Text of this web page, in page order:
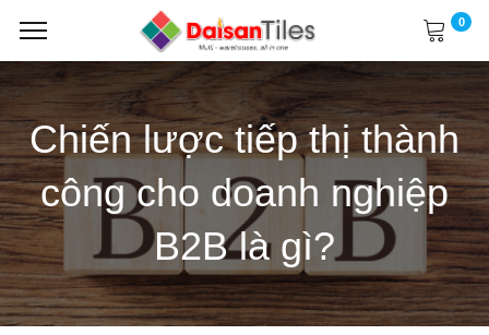
0
Chiến lược tiếp thị thành
công cho doanh nghiệp
B2B là gì?